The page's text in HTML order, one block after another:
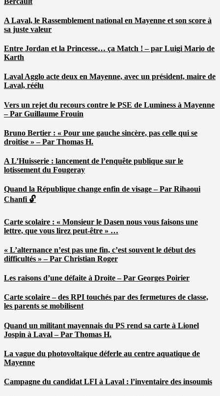
A Laval, le Rassemblement national en Mayenne et son score à
sa juste valeur
Entre Jordan et la Princesse… ça Match ! – par Luigi Mario de
Karth
Laval Agglo acte deux en Mayenne, avec un président, maire de
Laval, réélu
Vers un rejet du recours contre le PSE de Luminess à Mayenne
– Par Guillaume Frouin
Bruno Bertier : « Pour une gauche sincère, pas celle qui se
droitise » – Par Thomas H.
A L’Huisserie : lancement de l’enquête publique sur le
lotissement du Fougeray
Quand la République change enfin de visage – Par Rihaoui
Chanfi 🔓
Carte scolaire : « Monsieur le Dasen nous vous faisons une
lettre, que vous lirez peut-être » …
« L’alternance n’est pas une fin, c’est souvent le début des
difficultés » – Par Christian Roger
Les raisons d’une défaite à Droite – Par Georges Poirier
Carte scolaire – des RPI touchés par des fermetures de classe,
les parents se mobilisent
Quand un militant mayennais du PS rend sa carte à Lionel
Jospin à Laval – Par Thomas H.
La vague du photovoltaïque déferle au centre aquatique de
Mayenne
Campagne du candidat LFI à Laval : l’inventaire des insoumis